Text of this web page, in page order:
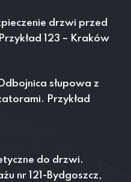
drzwi przed
123 – Kraków
słupowa z
Przykład
do drzwi.
nr 121-Bydgoszcz,